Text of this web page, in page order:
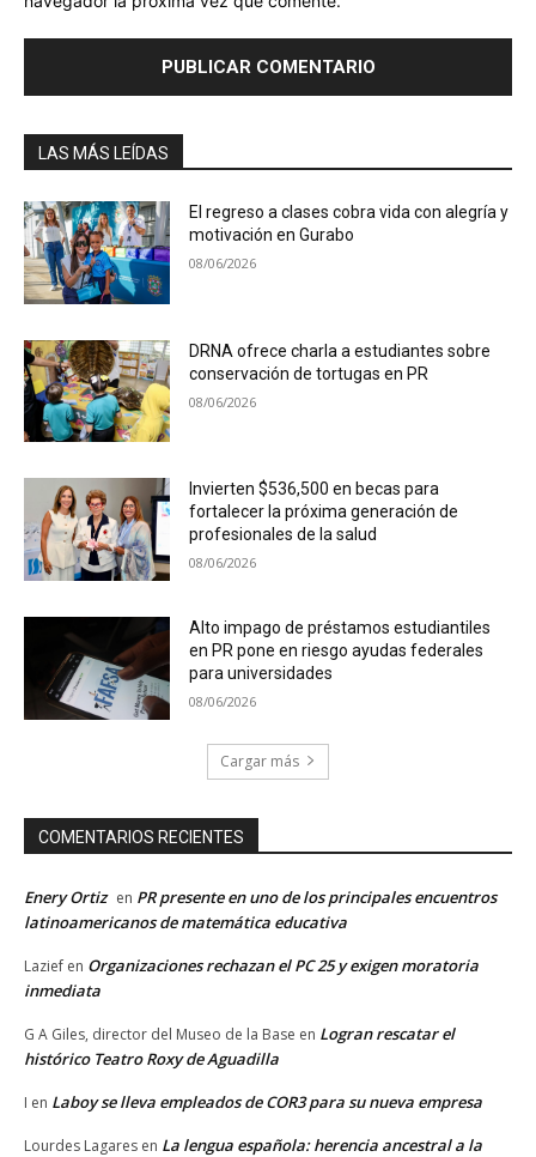
LAS MÁS LEÍDAS
El regreso a clases cobra vida con alegría y
motivación en Gurabo
08/06/2026
DRNA ofrece charla a estudiantes sobre
conservación de tortugas en PR
08/06/2026
Invierten $536,500 en becas para
fortalecer la próxima generación de
profesionales de la salud
08/06/2026
Alto impago de préstamos estudiantiles
en PR pone en riesgo ayudas federales
para universidades
08/06/2026
Cargar más
COMENTARIOS RECIENTES
Enery Ortiz en PR presente en uno de los principales encuentros
latinoamericanos de matemática educativa
Lazief en Organizaciones rechazan el PC 25 y exigen moratoria
inmediata
G A Giles, director del Museo de la Base en Logran rescatar el
histórico Teatro Roxy de Aguadilla
I en Laboy se lleva empleados de COR3 para su nueva empresa
Lourdes Lagares en La lengua española: herencia ancestral a la